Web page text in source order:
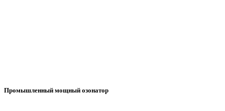
Промышленный мощный озонатор